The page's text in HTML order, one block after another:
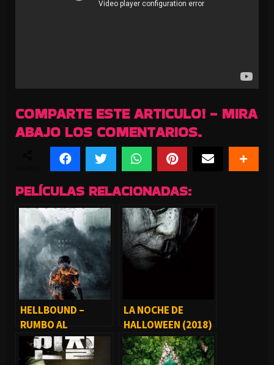
COMPARTE ESTE ARTICULO! - MIRA
ABAJO LOS COMENTARIOS.
PELÍCULAS RELACIONADAS:
HELLBOUND –
RUMBO AL
INFIERNO (SERIE)
LA NOCHE DE
HALLOWEEN (2018)